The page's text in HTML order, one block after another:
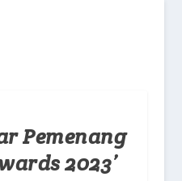
Pemenang
2023’